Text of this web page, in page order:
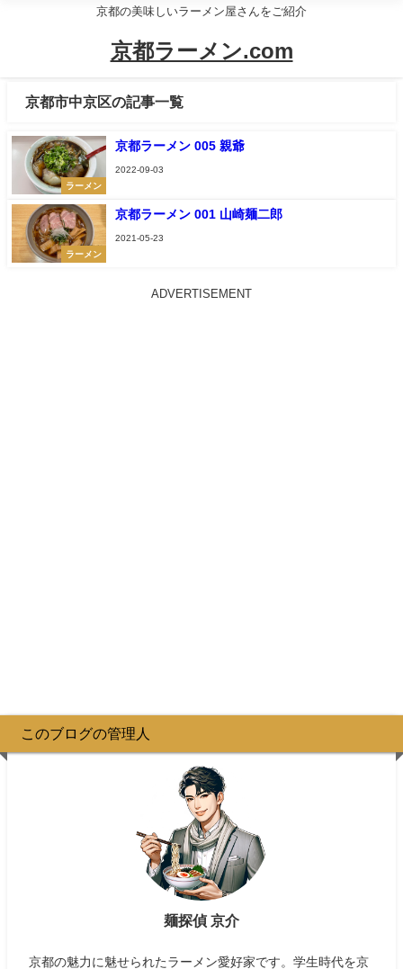
京都の美味しいラーメン屋さんをご紹介
京都ラーメン.com
京都市中京区の記事一覧
ラーメン
京都ラーメン 005 親爺
2022-09-03
ラーメン
京都ラーメン 001 山崎麺二郎
2021-05-23
ADVERTISEMENT
このブログの管理人
麺探偵 京介
京都の魅力に魅せられたラーメン愛好家です。学生時代を京